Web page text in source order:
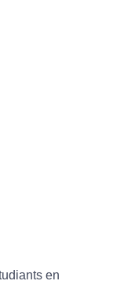
en